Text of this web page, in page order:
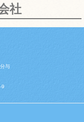
社
与
9